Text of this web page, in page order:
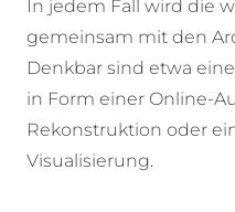
In jedem Fall wird die
gemeinsam mit den
Denkbar sind etwa
in Form einer Online-
Rekonstruktion oder
Visualisierung.